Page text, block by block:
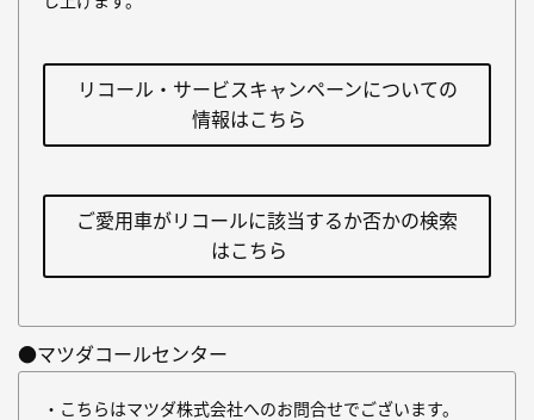
リコール・サービスキャンペーンについての
情報はこちら
ご愛用車がリコールに該当するか否かの検索
はこちら
●マツダコールセンター
・こちらはマツダ株式会社へのお問合せでございます。